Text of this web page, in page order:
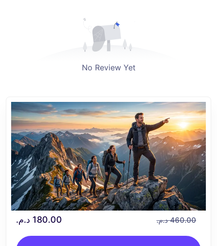
No Review Yet
180.00 د.م. 460.00 د.م.